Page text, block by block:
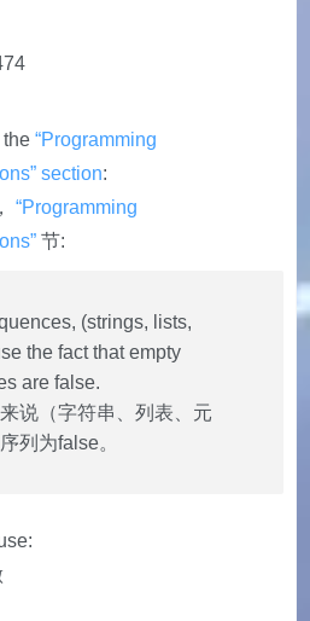
the“Programming
section:
“Programming
节:
(strings, lists,
the fact that empty
are false.
说（字符串、列表、元
列为false。